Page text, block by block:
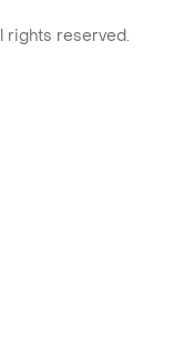
rights reserved.